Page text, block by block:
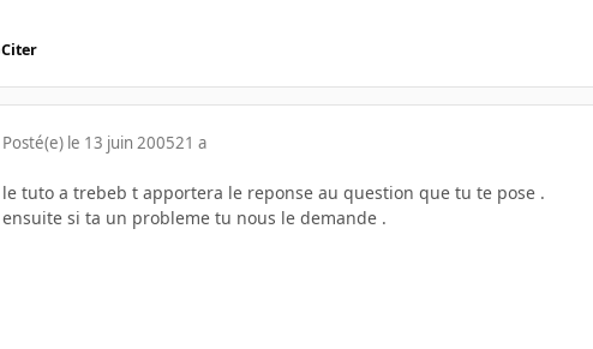
Citer
Posté(e) le 13 juin 200521 a
le tuto a trebeb t apportera le reponse au question que tu te pose .
ensuite si ta un probleme tu nous le demande .